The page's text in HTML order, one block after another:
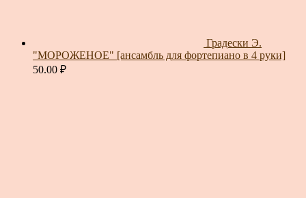
Градески Э.
"МОРОЖЕНОЕ" [ансамбль для фортепиано в 4 руки]
50.00 ₽